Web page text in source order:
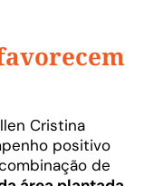
Cristina
positivo
de